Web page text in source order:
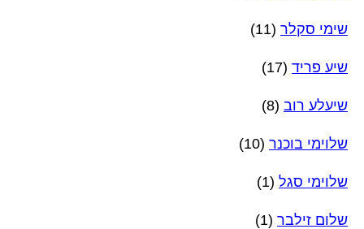
שימי סקלר (11)
שיע פריד (17)
שיעלע רוב (8)
שלוימי בוכנר (10)
שלוימי סגל (1)
שלום זילבר (1)